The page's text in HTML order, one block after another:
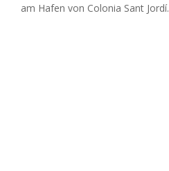
am Hafen von Colonia Sant Jordí.